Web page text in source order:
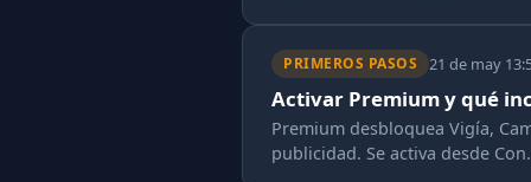
PRIMEROS PASOS 21 de may
Activar Premium y qué
Premium desbloquea Vigía,
publicidad. Se activa desde